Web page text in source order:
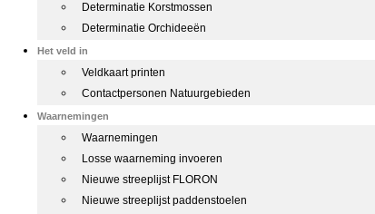
Determinatie Korstmossen
Determinatie Orchideeën
Het veld in
Veldkaart printen
Contactpersonen Natuurgebieden
Waarnemingen
Waarnemingen
Losse waarneming invoeren
Nieuwe streeplijst FLORON
Nieuwe streeplijst paddenstoelen